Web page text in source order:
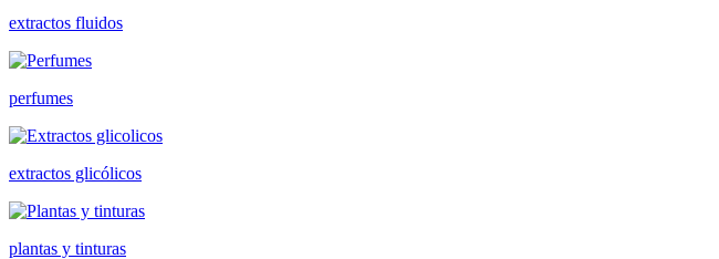
extractos fluidos
perfumes
extractos glicólicos
plantas y tinturas